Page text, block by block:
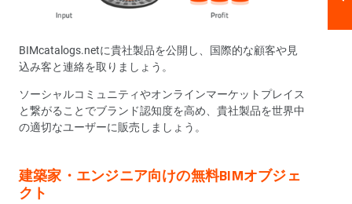
BIMcatalogs.netに貴社製品を公開し、国際的な顧客や見
込み客と連絡を取りましょう。
ソーシャルコミュニティやオンラインマーケットプレイス
と繋がることでブランド認知度を高め、貴社製品を世界中
の適切なユーザーに販売しましょう。
建築家・エンジニア向けの無料BIMオブジェ
クト